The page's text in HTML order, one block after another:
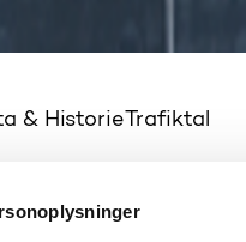
& Historie Trafiktal